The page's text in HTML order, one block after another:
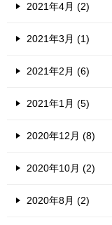
2021年4月 (2)
2021年3月 (1)
2021年2月 (6)
2021年1月 (5)
2020年12月 (8)
2020年10月 (2)
2020年8月 (2)